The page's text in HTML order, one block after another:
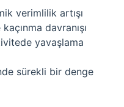
verimlilik artışı
davranışı
yavaşlama
sürekli bir denge